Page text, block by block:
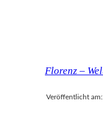
Florenz –
Veröffentlicht am: